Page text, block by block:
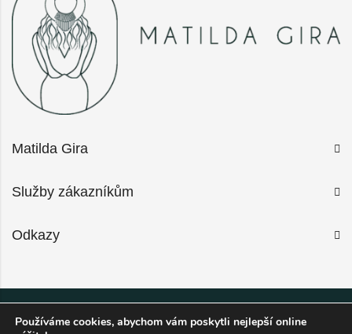
Matilda Gira
Služby zákazníkům
Odkazy
2026 Matilda Gira © All Rights Reserved.
Používáme cookies, abychom vám poskytli nejlepší online